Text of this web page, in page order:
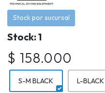
Stock por sucursal
Stock: 1
$ 158.000
S-M BLACK L-BLACK